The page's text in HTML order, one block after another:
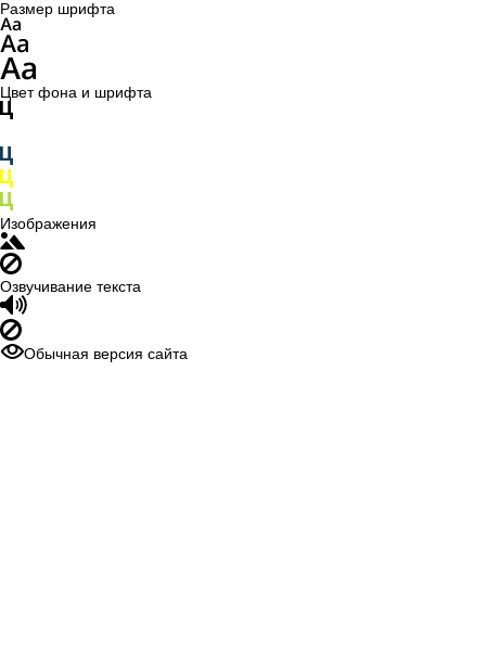
Размер шрифта
Цвет фона и шрифта
Изображения
Озвучивание текста
Обычная версия сайта